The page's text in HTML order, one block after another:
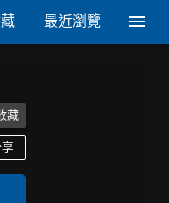
最近瀏覽
藏